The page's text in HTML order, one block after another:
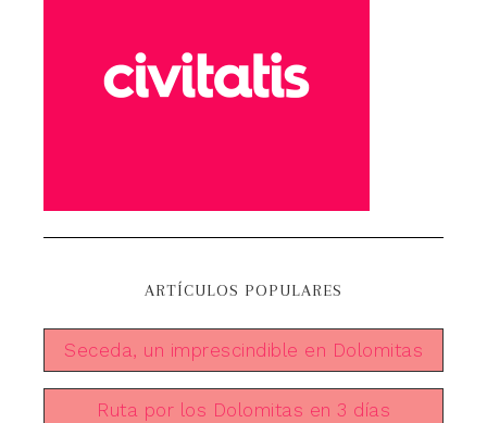
ARTÍCULOS POPULARES
Seceda, un imprescindible en Dolomitas
Ruta por los Dolomitas en 3 días